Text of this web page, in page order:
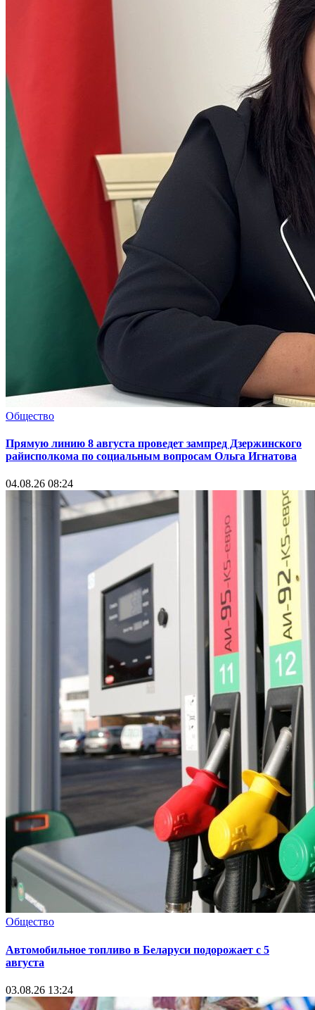
Общество
Прямую линию 8 августа проведет зампред Дзержинского
райисполкома по социальным вопросам Ольга Игнатова
04.08.26 08:24
Общество
Автомобильное топливо в Беларуси подорожает с 5
августа
03.08.26 13:24